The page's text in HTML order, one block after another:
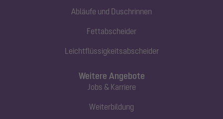
Abläufe und Duschrinnen
Fettabscheider
Leichtflüssigkeitsabscheider
Weitere Angebote
Jobs & Karriere
Weiterbildung